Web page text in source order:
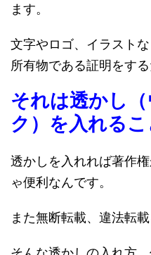
ます。
文字やロゴ、イラスト
所有物である証明をす
それは透かし
ク）を入れるこ
透かしを入れれば著作
ゃ便利なんです。
また無断転載、違法転